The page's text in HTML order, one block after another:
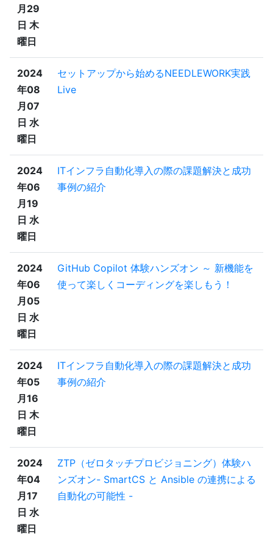
月29
日 木
曜日
2024
年08
月07
日 水
曜日
セットアップから始めるNEEDLEWORK実践
Live
2024
年06
月19
日 水
曜日
ITインフラ自動化導入の際の課題解決と成功
事例の紹介
2024
年06
月05
日 水
曜日
GitHub Copilot 体験ハンズオン ～ 新機能を
使って楽しくコーディングを楽しもう！
2024
年05
月16
日 木
曜日
ITインフラ自動化導入の際の課題解決と成功
事例の紹介
2024
年04
月17
日 水
曜日
ZTP（ゼロタッチプロビジョニング）体験ハ
ンズオン- SmartCS と Ansible の連携による
自動化の可能性 -